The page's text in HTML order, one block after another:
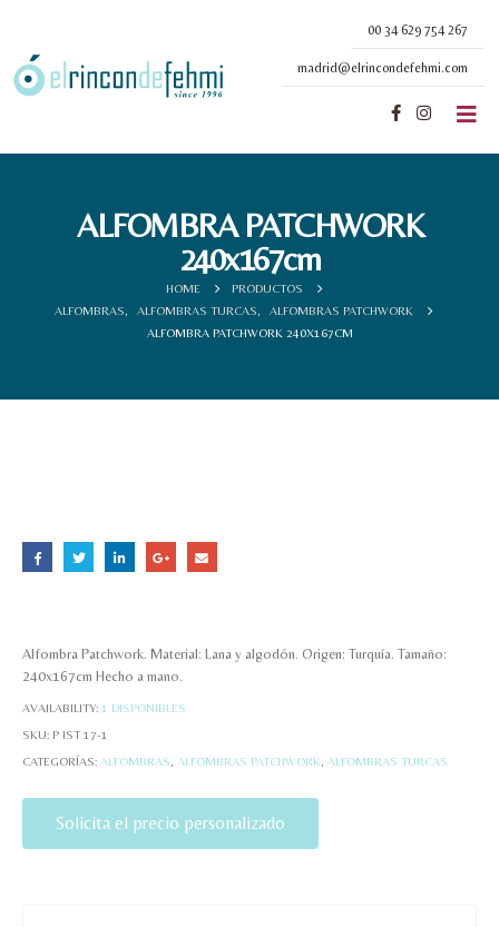
00 34 629 754 267
madrid@elrincondefehmi.com
ALFOMBRA PATCHWORK
240x167cm
HOME
PRODUCTOS
ALFOMBRAS
ALFOMBRAS TURCAS
ALFOMBRAS PATCHWORK
ALFOMBRA PATCHWORK 240X167CM
Alfombra Patchwork. Material: Lana y algodón. Origen: Turquía. Tamaño:
240x167cm Hecho a mano.
AVAILABILITY: 1 DISPONIBLES
SKU: P IST 17-1
CATEGORÍAS: ALFOMBRAS ALFOMBRAS PATCHWORK ALFOMBRAS TURCAS
Solicita el precio personalizado